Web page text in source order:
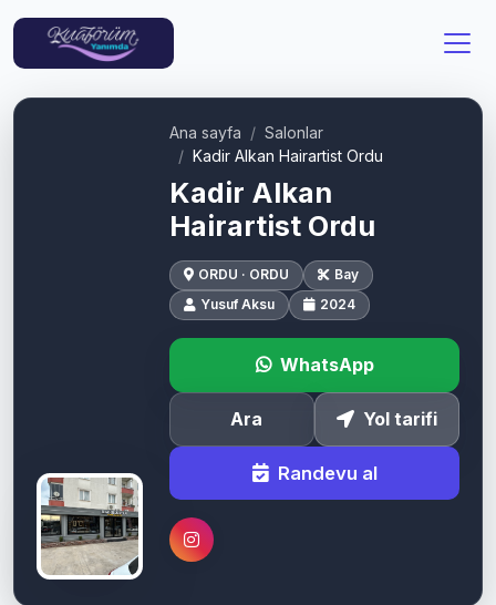
Ana sayfa
Salonlar
Kadir Alkan Hairartist Ordu
Kadir Alkan
Hairartist Ordu
ORDU · ORDU
Bay
Yusuf Aksu
2024
WhatsApp
Ara Yol tarifi
Randevu al